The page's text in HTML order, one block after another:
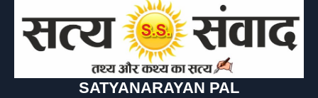
SATYANARAYAN PAL